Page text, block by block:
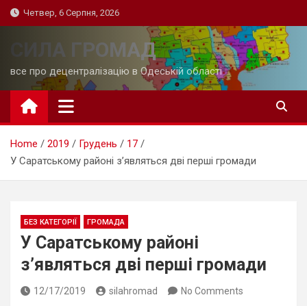
Skip
to
Четвер, 6 Серпня, 2026
СИЛА ГРОМАД
все про децентралізацію в Одеській області
Home 2019 Грудень
17
У Саратському районі з’являться дві перші громади
БЕЗ КАТЕГОРІЇ ГРОМАДА
У Саратському районі
з’являться дві перші громади
12/17/2019 silahromad No Comments